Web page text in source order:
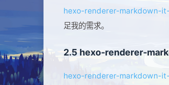
hexo-renderer-markdown-
足我的需求。
2.5 hexo-renderer-
hexo-renderer-markdown-